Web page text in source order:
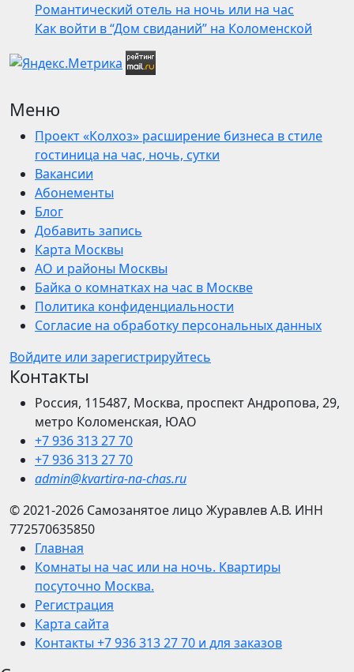
Романтический отель на ночь или на час
Как войти в “Дом свиданий” на Коломенской
Меню
Проект «Колхоз» расширение бизнеса в стиле
гостиница на час, ночь, сутки
Вакансии
Абонементы
Блог
Добавить запись
Карта Москвы
АО и районы Москвы
Байка о комнатках на час в Москве
Политика конфиденциальности
Согласие на обработку персональных данных
Войдите или зарегистрируйтесь
Контакты
Россия, 115487, Москва, проспект Андропова, 29,
метро Коломенская, ЮАО
+7 936 313 27 70
+7 936 313 27 70
admin@kvartira-na-chas.ru
© 2021-2026 Самозанятое лицо Журавлев А.В. ИНН
772570635850
Главная
Комнаты на час или на ночь. Квартиры
посуточно Москва.
Регистрация
Карта сайта
Контакты +7 936 313 27 70 и для заказов